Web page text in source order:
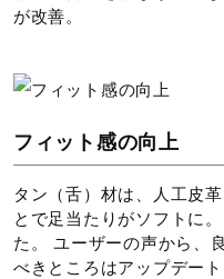
質量
約250g（23.5cm片方）
インソール
アーチサポートインソー
シューズ幅
が改善。
フィット感の向上
タン（舌）材は、人工皮
とで足当たりがソフトに
た。 ユーザーの声から、
べきところはアップデー